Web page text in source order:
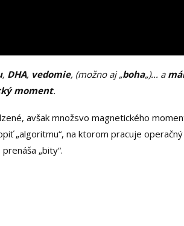
, DHA, vedomie, (možno aj„boha„)... a
moment.
avšak množsvo magnetického
„algoritmu“, na ktorom pracuje operačný
„bity“.